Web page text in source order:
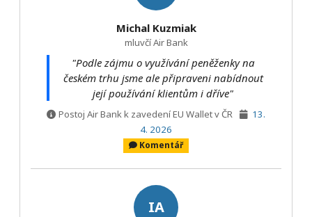
Michal Kuzmiak
mluvčí Air Bank
"Podle zájmu o využívání peněženky na
českém trhu jsme ale připraveni nabídnout
její používání klientům i dříve"
Postoj Air Bank k zavedení EU Wallet v ČR
13.
4. 2026
Komentář
IA